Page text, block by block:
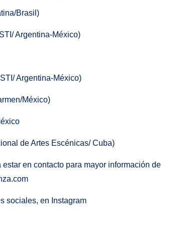
Brasil)
Argentina-México)
Argentina-México)
México)
de Artes Escénicas/ Cuba)
en contacto para mayor información de
sociales, en Instagram